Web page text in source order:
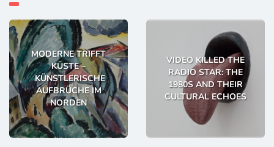
MODERNE TRIFFT
KÜSTE –
KÜNSTLERISCHE
AUFBRÜCHE IM
NORDEN
VIDEO KILLED THE
RADIO STAR: THE
1980S AND THEIR
CULTURAL ECHOES